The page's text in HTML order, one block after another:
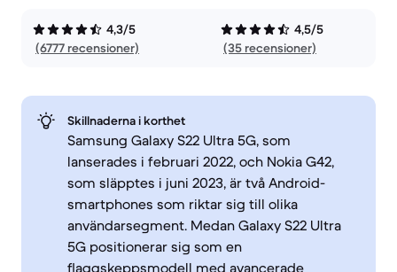
4,3/5
(6777 recensioner)
4,5/5
(35 recensioner)
Skillnaderna i korthet
Samsung Galaxy S22 Ultra 5G, som
lanserades i februari 2022, och Nokia G42,
som släpptes i juni 2023, är två Android-
smartphones som riktar sig till olika
användarsegment. Medan Galaxy S22 Ultra
5G positionerar sig som en
flaggskeppsmodell med avancerade